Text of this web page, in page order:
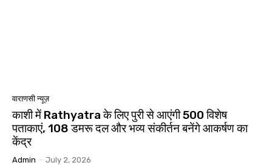
वाराणसी न्यूज़
काशी में Rathyatra के लिए पुरी से आएंगी 500 विशेष
पताकाएं, 108 डमरू दल और भव्य संकीर्तन बनेंगे आकर्षण का
केंद्र
Admin - July 2, 2026